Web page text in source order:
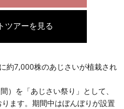
約7,000株のあじさいが植栽され
）を「あじさい祭り」として、
ます。期間中はぼんぼりが設置